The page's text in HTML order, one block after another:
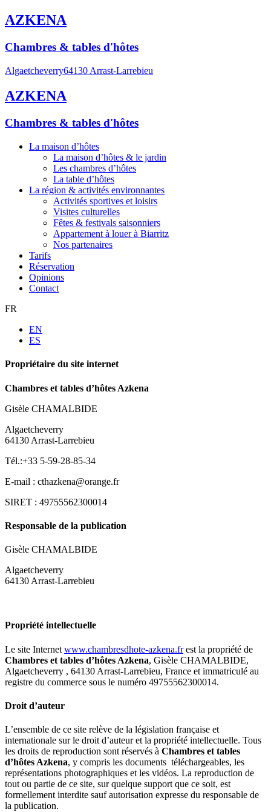
AZKENA
Chambres & tables d'hôtes
Algaetcheverry64130 Arrast-Larrebieu
AZKENA
Chambres & tables d'hôtes
La maison d’hôtes
La maison d’hôtes & le jardin
Les chambres d’hôtes
La table d’hôtes
La région & activités environnantes
Activités sportives et loisirs
Visites culturelles
Fêtes & festivals saisonniers
Appartement à louer à Biarritz
Nos partenaires
Tarifs
Réservation
Opinions
Contact
FR
EN
ES
Propriétaire du site internet
Chambres et tables d’hôtes Azkena
Gisèle CHAMALBIDE
Algaetcheverry
64130 Arrast-Larrebieu
Tél.:+33 5-59-28-85-34
E-mail : cthazkena@orange.fr
SIRET : 49755562300014
Responsable de la publication
Gisèle CHAMALBIDE
Algaetcheverry
64130 Arrast-Larrebieu
Propriété intellectuelle
Le site Internet www.chambresdhote-azkena.frest la propriété de
Chambres et tables d’hôtes Azkena, Gisèle CHAMALBIDE,
Algaetcheverry , 64130 Arrast-Larrebieu, France et immatriculé au
registre du commerce sous le numéro 49755562300014.
Droit d’auteur
L’ensemble de ce site relève de la législation française et
internationale sur le droit d’auteur et la propriété intellectuelle. Tous
les droits de reproduction sont réservés à Chambres et tables
d’hôtes Azkena, y compris les documents téléchargeables, les
représentations photographiques et les vidéos. La reproduction de
tout ou partie de ce site, sur quelque support que ce soit, est
formellement interdite sauf autorisation expresse du responsable de
la publication.